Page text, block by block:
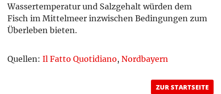
Wassertemperatur und Salzgehalt würden dem
Fisch im Mittelmeer inzwischen Bedingungen zum
Überleben bieten.
Quellen: Il Fatto Quotidiano, Nordbayern
ZUR STARTSEITE